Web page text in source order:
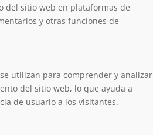
del sitio web en plataformas de
y otras funciones de
utilizan para comprender y analizar
del sitio web, lo que ayuda a
de usuario a los visitantes.